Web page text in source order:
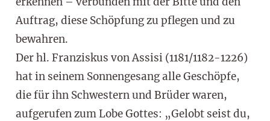
Auftrag, diese Schöpfung zu pflegen und zu
bewahren.
Der hl. Franziskus von Assisi (1181/1182-1226)
hat in seinem Sonnengesang alle Geschöpfe,
die für ihn Schwestern und Brüder waren,
aufgerufen zum Lobe Gottes: „Gelobt seist du,